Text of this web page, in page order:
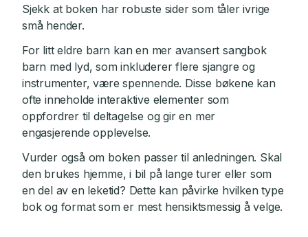
Sjekk at boken har robuste sider som tåler ivrige
små hender.
For litt eldre barn kan en mer avansert sangbok
barn med lyd, som inkluderer flere sjangre og
instrumenter, være spennende. Disse bøkene kan
ofte inneholde interaktive elementer som
oppfordrer til deltagelse og gir en mer
engasjerende opplevelse.
Vurder også om boken passer til anledningen. Skal
den brukes hjemme, i bil på lange turer eller som
en del av en leketid? Dette kan påvirke hvilken type
bok og format som er mest hensiktsmessig å velge.